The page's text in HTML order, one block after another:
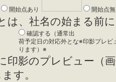
開始点あり 開始点
は、社名の始まる前
確認する （通常出
荷予定日の対応外とな
ります）※
※印影プレビ
印影のプレビュー（
す。